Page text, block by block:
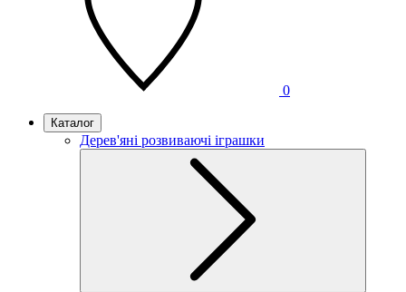
0
Каталог
Дерев'яні розвиваючі іграшки